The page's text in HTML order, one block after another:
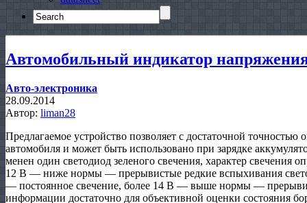
Search
for:
Автомобильный индикатор
Авто-электроника
28.09.2014
Автор: liman28
Предлагаемое устройство позволяет с достаточной точностью
автомобиля и может быть использовано при зарядке
менен один светодиод зеленого свечения, характер све­чения
12 В — ниже нормы — прерывистые редкие вспыхивания
— по­стоянное свечение, более 14 В — выше нормы —
информации доста­точно для объективной оценки состояния